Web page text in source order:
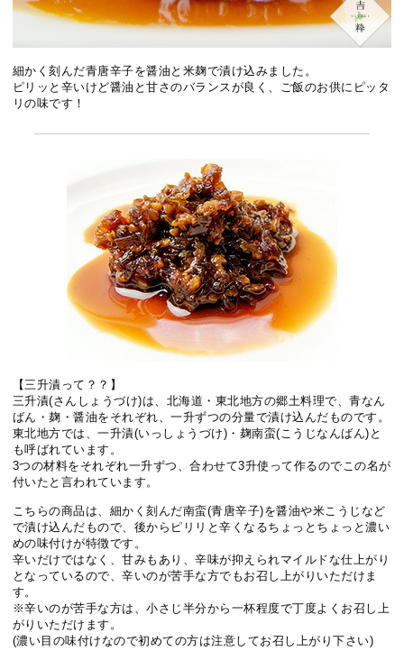
細かく刻んだ青唐辛子を醤油と米麹で漬け込みました。
ピリッと辛いけど醤油と甘さのバランスが良く、ご飯のお供にピッタ
リの味です！
【三升漬って？？】
三升漬(さんしょうづけ)は、北海道・東北地方の郷土料理で、青なん
ばん・麹・醤油をそれぞれ、一升ずつの分量で漬け込んだものです。
東北地方では、一升漬(いっしょうづけ)・麹南蛮(こうじなんばん)と
も呼ばれています。
3つの材料をそれぞれ一升ずつ、合わせて3升使って作るのでこの名が
付いたと言われています。
こちらの商品は、細かく刻んだ南蛮(青唐辛子)を醤油や米こうじなど
で漬け込んだもので、後からピリリと辛くなるちょっとちょっと濃い
めの味付けが特徴です。
辛いだけではなく、甘みもあり、辛味が抑えられマイルドな仕上がり
となっているので、辛いのが苦手な方でもお召し上がりいただけま
す。
※辛いのが苦手な方は、小さじ半分から一杯程度で丁度よくお召し上
がりいただけます。
(濃い目の味付けなので初めての方は注意してお召し上がり下さい)